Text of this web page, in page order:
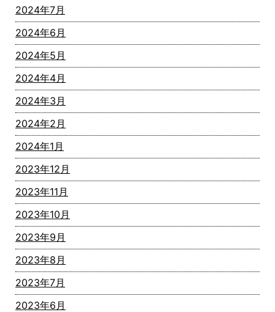
2024年7月
2024年6月
2024年5月
2024年4月
2024年3月
2024年2月
2024年1月
2023年12月
2023年11月
2023年10月
2023年9月
2023年8月
2023年7月
2023年6月